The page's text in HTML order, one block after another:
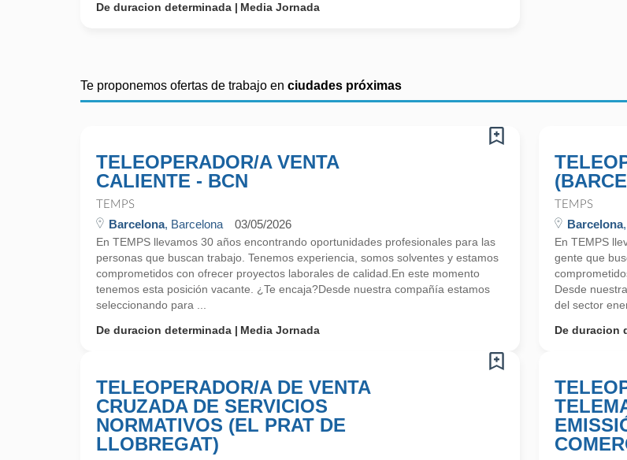
De duracion determinada
Media Jornada
Te proponemos ofertas de trabajo en ciudades próximas
TELEOPERADOR/A VENTA
CALIENTE - BCN
TEMPS
Barcelona, Barcelona 03/05/2026
En TEMPS llevamos 30 años encontrando oportunidades profesionales para las
personas que buscan trabajo. Tenemos experiencia, somos solventes y estamos
comprometidos con ofrecer proyectos laborales de calidad.En este momento
tenemos esta posición vacante. ¿Te encaja?Desde nuestra compañía estamos
seleccionando para ...
De duracion determinada
Media Jornada
TEMPS
Barcelona
En TEMPS
gente que
Desde
del sector
De duracion
TELEOPERADOR/A DE VENTA
CRUZADA DE SERVICIOS
NORMATIVOS (EL PRAT DE
LLOBREGAT)